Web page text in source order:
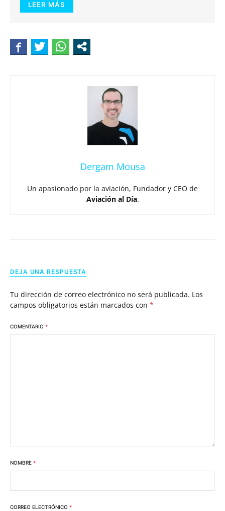
LEER MÁS
Dergam Mousa
Un apasionado por la aviación, Fundador y CEO de
Aviación al Día.
DEJA UNA RESPUESTA
Tu dirección de correo electrónico no será publicada. Los
campos obligatorios están marcados con *
COMENTARIO *
NOMBRE *
CORREO ELECTRÓNICO *